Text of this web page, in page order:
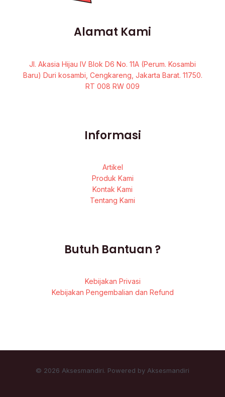
Alamat Kami
Jl. Akasia Hijau IV Blok D6 No. 11A (Perum. Kosambi
Baru) Duri kosambi, Cengkareng, Jakarta Barat. 11750.
RT 008 RW 009
Informasi
Artikel
Produk Kami
Kontak Kami
Tentang Kami
Butuh Bantuan ?
Kebijakan Privasi
Kebijakan Pengembalian dan Refund
© 2026 Aksesmandiri. Powered by Aksesmandiri